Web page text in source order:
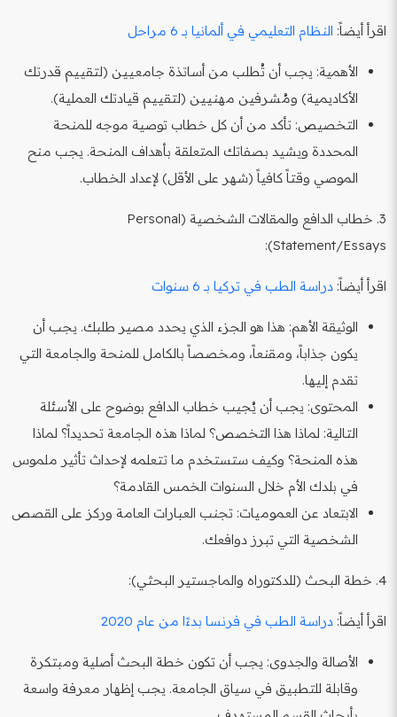
اقرأ أيضاً: النظام التعليمي في ألمانيا بـ 6 مراحل
الأهمية: يجب أن تُطلب من أساتذة جامعيين (لتقييم قدرتك
الأكاديمية) ومُشرفين مهنيين (لتقييم قيادتك العملية).
التخصيص: تأكد من أن كل خطاب توصية موجه للمنحة
المحددة ويشيد بصفاتك المتعلقة بأهداف المنحة. يجب منح
الموصي وقتاً كافياً (شهر على الأقل) لإعداد الخطاب.
3. خطاب الدافع والمقالات الشخصية (Personal
Statement/Essays):
اقرأ أيضاً: دراسة الطب في تركيا بـ 6 سنوات
الوثيقة الأهم: هذا هو الجزء الذي يحدد مصير طلبك. يجب أن
يكون جذاباً، ومقنعاً، ومخصصاً بالكامل للمنحة والجامعة التي
تقدم إليها.
المحتوى: يجب أن يُجيب خطاب الدافع بوضوح على الأسئلة
التالية: لماذا هذا التخصص؟ لماذا هذه الجامعة تحديداً؟ لماذا
هذه المنحة؟ وكيف ستستخدم ما تتعلمه لإحداث تأثير ملموس
في بلدك الأم خلال السنوات الخمس القادمة؟
الابتعاد عن العموميات: تجنب العبارات العامة وركز على القصص
الشخصية التي تبرز دوافعك.
4. خطة البحث (للدكتوراه والماجستير البحثي):
اقرأ أيضاً: دراسة الطب في فرنسا بدءًا من عام 2020
الأصالة والجدوى: يجب أن تكون خطة البحث أصلية ومبتكرة
وقابلة للتطبيق في سياق الجامعة. يجب إظهار معرفة واسعة